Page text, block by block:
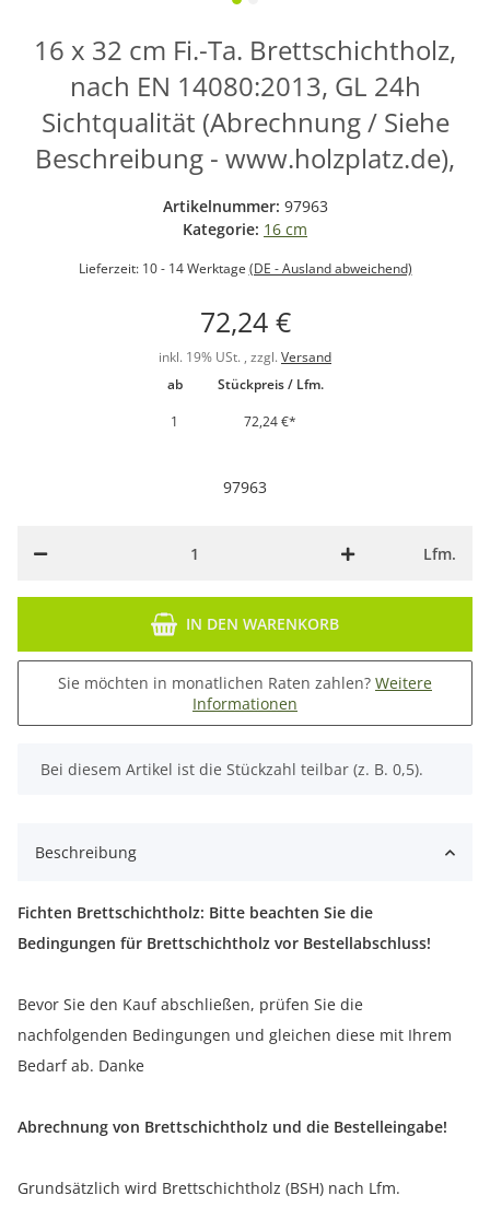
16 x 32 cm Fi.-Ta. Brettschichtholz,
nach EN 14080:2013, GL 24h
Sichtqualität (Abrechnung / Siehe
Beschreibung - www.holzplatz.de),
Artikelnummer: 97963
Kategorie: 16 cm
Lieferzeit: 10 - 14 Werktage (DE - Ausland abweichend)
72,24 €
inkl. 19% USt. , zzgl. Versand
ab
Stückpreis / Lfm.
1
72,24 €*
97963
Lfm.
IN DEN WARENKORB
Sie möchten in monatlichen Raten zahlen? Weitere
Informationen
x
Bei diesem Artikel ist die Stückzahl teilbar (z. B. 0,5).
Beschreibung
Fichten Brettschichtholz: Bitte beachten Sie die
Bedingungen für Brettschichtholz vor Bestellabschluss!
Bevor Sie den Kauf abschließen, prüfen Sie die
nachfolgenden Bedingungen und gleichen diese mit Ihrem
Bedarf ab. Danke
Abrechnung von Brettschichtholz und die Bestelleingabe!
Grundsätzlich wird Brettschichtholz (BSH) nach Lfm.